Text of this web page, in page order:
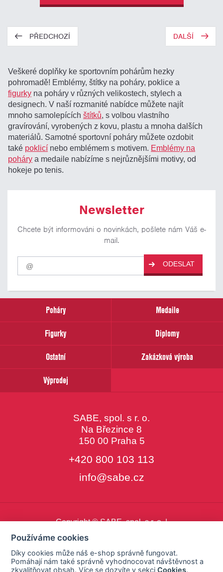
PŘEDCHOZÍ DALŠÍ
Veškeré doplňky ke sportovním pohárům hezky
pohromadě! Emblémy, štítky na poháry, poklice a
figurky na poháry v různých velikostech, stylech a
designech. V naší rozmanité nabídce můžete najít
mnoho samolepícíchštítků, s volbou vlastního
gravírování, vyrobených z kovu, plastu a mnoha dalších
materiálů. Samotné sportovní poháry můžete ozdobit
také poklicínebo emblémem s motivem. Emblémy na
poháry a medaile nabízíme s nejrůznějšími motivy, od
hokeje po tenis.
Newsletter
Chcete být informováni o novinkách, pošlete nám Váš e-
mail.
Pro
odběr
našich
email
ODESLAT
Poháry
Medaile
Figurky
Diplomy
Ostatní
Zakázková výroba
Výprodej
SABE, spol. s r. o.
Na Březince 8
150 00 Praha 5
+420 800 103 113
info@sabe.cz
Copyright © SABE, spol. s r. o. |
Používáme cookies
Díky cookies může náš e-shop správně fungovat.
Pomáhají nám také správně vyhodnocovat návštěvnost a
zkvalitňovat obsah. Více se dozvíte v sekciCookies.